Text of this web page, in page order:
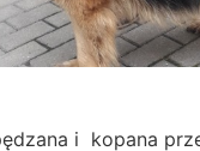
i kopana